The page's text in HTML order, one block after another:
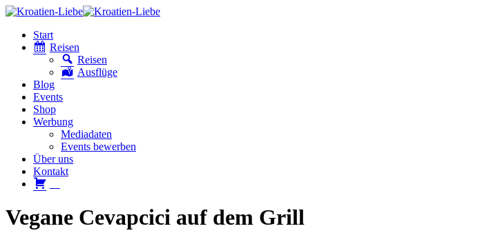
Start
Reisen
Reisen
Ausflüge
Blog
Events
Shop
Werbung
Mediadaten
Events bewerben
Über uns
Kontakt
Vegane Cevapcici auf dem Grill